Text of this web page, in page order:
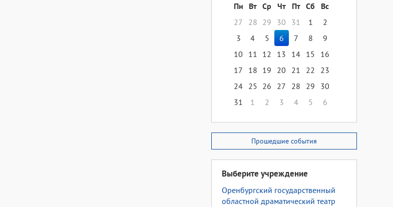
Пн
Вт Ср Чт Пт Сб
Вс
27
28 29 30 31 1
2
3
4 5 6 7 8
9
10
11 12 13 14 15
16
17
18 19 20 21 22
23
24 25 26 27 28 29
30
31
1 2 3 4 5 6
Прошедшие события
Выберите учреждение
Оренбургский государственный
областной драматический театр